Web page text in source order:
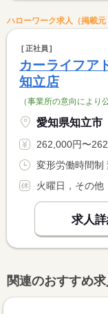
ハローワーク求人（掲載元
正社員
カーライフア
知立店
（事業所の意向により
愛知県知立市
262,000円〜262,000円 ※フルタイ
火曜日，その他
求人
関連のおすすめ